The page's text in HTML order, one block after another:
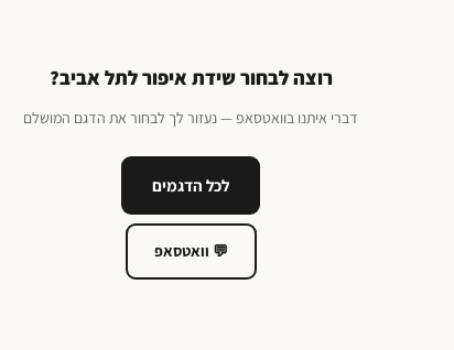
רוצה לבחור שידת איפור לתל אביב?
דברי איתנו בוואטסאפ — נעזור לך לבחור את הדגם המושלם
לכל הדגמים
💬 וואטסאפ